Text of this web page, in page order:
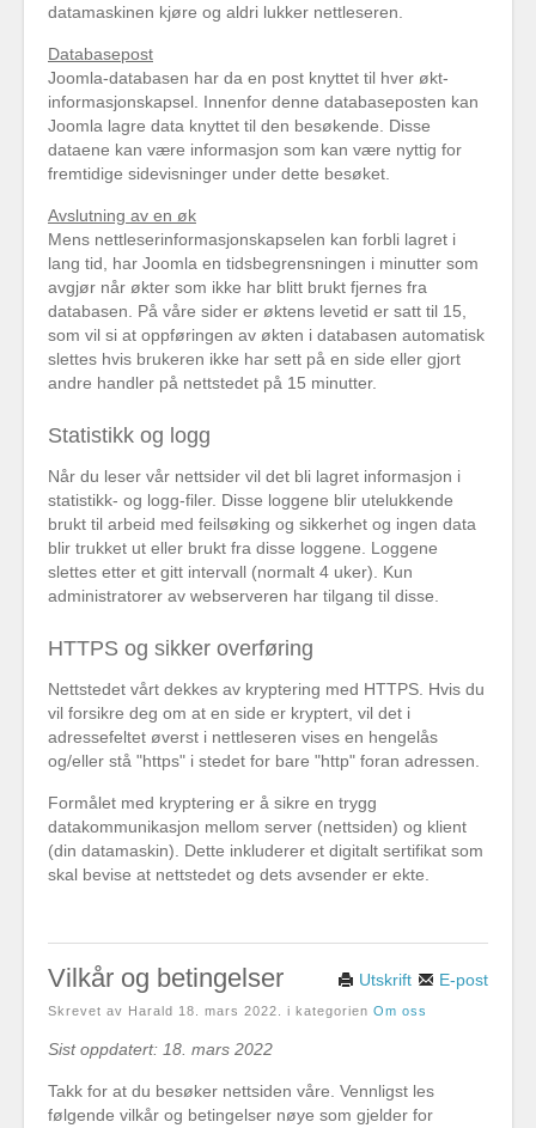
datamaskinen kjøre og aldri lukker nettleseren.
Databasepost
Joomla-databasen har da en post knyttet til hver økt-
informasjonskapsel. Innenfor denne databaseposten kan
Joomla lagre data knyttet til den besøkende. Disse
dataene kan være informasjon som kan være nyttig for
fremtidige sidevisninger under dette besøket.
Avslutning av en øk
Mens nettleserinformasjonskapselen kan forbli lagret i
lang tid, har Joomla en tidsbegrensningen i minutter som
avgjør når økter som ikke har blitt brukt fjernes fra
databasen. På våre sider er øktens levetid er satt til 15,
som vil si at oppføringen av økten i databasen automatisk
slettes hvis brukeren ikke har sett på en side eller gjort
andre handler på nettstedet på 15 minutter.
Statistikk og logg
Når du leser vår nettsider vil det bli lagret informasjon i
statistikk- og logg-filer. Disse loggene blir utelukkende
brukt til arbeid med feilsøking og sikkerhet og ingen data
blir trukket ut eller brukt fra disse loggene. Loggene
slettes etter et gitt intervall (normalt 4 uker). Kun
administratorer av webserveren har tilgang til disse.
HTTPS og sikker overføring
Nettstedet vårt dekkes av kryptering med HTTPS. Hvis du
vil forsikre deg om at en side er kryptert, vil det i
adressefeltet øverst i nettleseren vises en hengelås
og/eller stå "https" i stedet for bare "http" foran adressen.
Formålet med kryptering er å sikre en trygg
datakommunikasjon mellom server (nettsiden) og klient
(din datamaskin). Dette inkluderer et digitalt sertifikat som
skal bevise at nettstedet og dets avsender er ekte.
E-post
Utskrift
Vilkår og betingelser
Skrevet av Harald 18. mars 2022 . i kategorien Om oss
Sist oppdatert: 18. mars 2022
Takk for at du besøker nettsiden våre. Vennligst les
følgende vilkår og betingelser nøye som gjelder for